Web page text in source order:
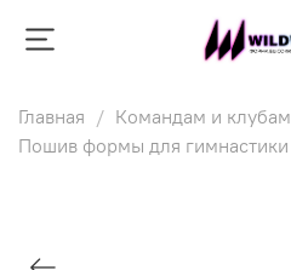
Главная
Командам и клубам
Пошив формы для гимнастики